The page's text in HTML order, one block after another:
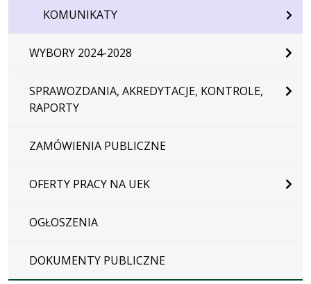
KOMUNIKATY
WYBORY 2024-2028
SPRAWOZDANIA, AKREDYTACJE, KONTROLE,
RAPORTY
ZAMÓWIENIA PUBLICZNE
OFERTY PRACY NA UEK
OGŁOSZENIA
DOKUMENTY PUBLICZNE